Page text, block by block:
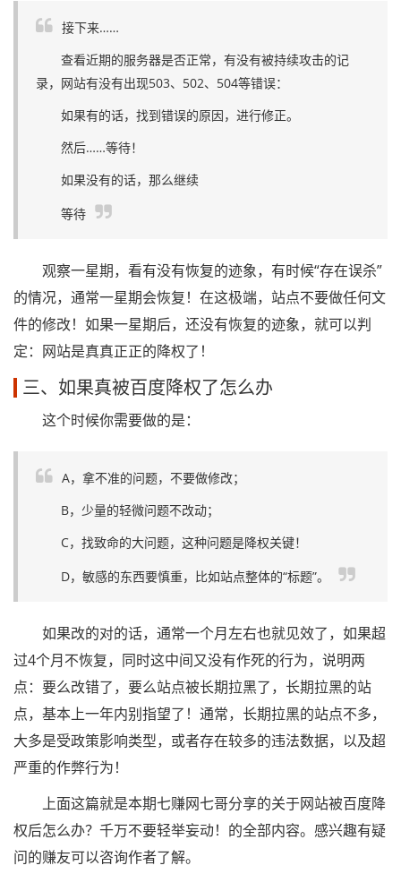
接下来……
查看近期的服务器是否正常，有没有被持续攻击的记
录，网站有没有出现503、502、504等错误：
如果有的话，找到错误的原因，进行修正。
然后……等待！
如果没有的话，那么继续
等待
观察一星期，看有没有恢复的迹象，有时候“存在误杀”
的情况，通常一星期会恢复！在这极端，站点不要做任何文
件的修改！如果一星期后，还没有恢复的迹象，就可以判
定：网站是真真正正的降权了！
三、如果真被百度降权了怎么办
这个时候你需要做的是：
A，拿不准的问题，不要做修改；
B，少量的轻微问题不改动；
C，找致命的大问题，这种问题是降权关键！
D，敏感的东西要慎重，比如站点整体的“标题”。
如果改的对的话，通常一个月左右也就见效了，如果超
过4个月不恢复，同时这中间又没有作死的行为，说明两
点：要么改错了，要么站点被长期拉黑了，长期拉黑的站
点，基本上一年内别指望了！通常，长期拉黑的站点不多，
大多是受政策影响类型，或者存在较多的违法数据，以及超
严重的作弊行为！
上面这篇就是本期七赚网七哥分享的关于网站被百度降
权后怎么办？千万不要轻举妄动！的全部内容。感兴趣有疑
问的赚友可以咨询作者了解。